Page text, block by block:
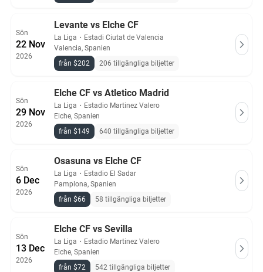
Sön
22 Nov
2026
Levante vs Elche CF
La Liga ・ Estadi Ciutat de Valencia
Valencia, Spanien
från $202
206 tillgängliga biljetter
Sön
29 Nov
2026
Elche CF vs Atletico Madrid
La Liga ・ Estadio Martinez Valero
Elche, Spanien
från $149
640 tillgängliga biljetter
Sön
6 Dec
2026
Osasuna vs Elche CF
La Liga ・ Estadio El Sadar
Pamplona, Spanien
från $66
58 tillgängliga biljetter
Sön
13 Dec
2026
Elche CF vs Sevilla
La Liga ・ Estadio Martinez Valero
Elche, Spanien
från $72
542 tillgängliga biljetter